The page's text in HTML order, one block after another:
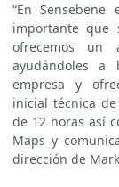
“En
importante que
ofrecemos un
ayudándoles
empresa y
inicial técnica
de 12 horas así
Maps y
dirección de